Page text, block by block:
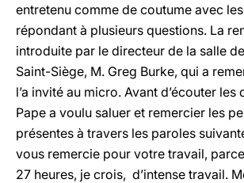
entretenu comme de coutume avec
répondant à plusieurs questions. La
introduite par le directeur de la salle
Saint-Siège, M. Greg Burke, qui a
l’a invité au micro. Avant d’écouter les
Pape a voulu saluer et remercier les
présentes à travers les paroles
vous remercie pour votre travail,
27 heures, je crois, d’intense travail.